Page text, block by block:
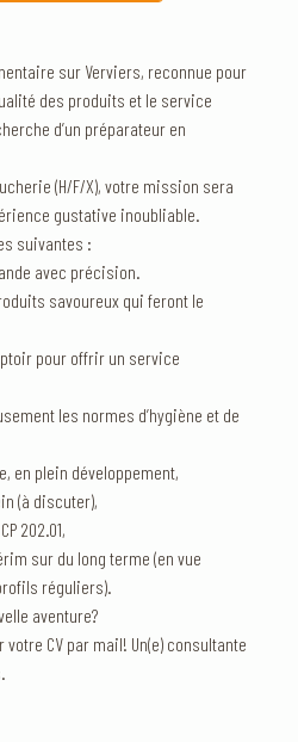
sur Verviers, reconnue pour
des produits et le service
d’un préparateur en
(H/F/X), votre mission sera
gustative inoubliable.
suivantes :
avec précision.
savoureux qui feront le
pour offrir un service
les normes d’hygiène et de
en plein développement,
(à discuter),
202.01,
sur du long terme (en vue
réguliers).
aventure?
CV par mail! Un(e) consultante